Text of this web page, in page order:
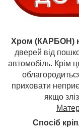
Хром (КАРБОН)
дверей від
автомобіль. Крім
приховати
якщо
Спосіб